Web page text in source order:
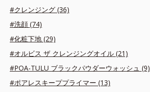
#クレンジング (36)
#洗顔 (74)
#化粧下地 (29)
#オルビス ザ クレンジングオイル (21)
#POA-TULU ブラックパウダーウォッシュ (9)
#ポアレスキーププライマー (13)